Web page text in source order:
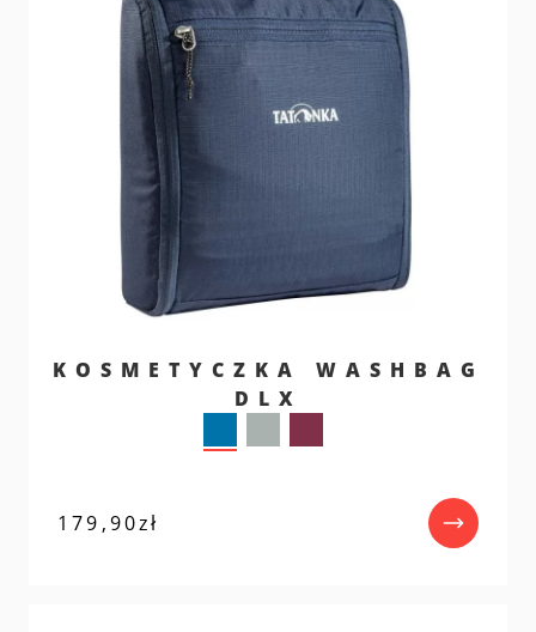
KOSMETYCZKA WASHBAG
DLX
179,90zł